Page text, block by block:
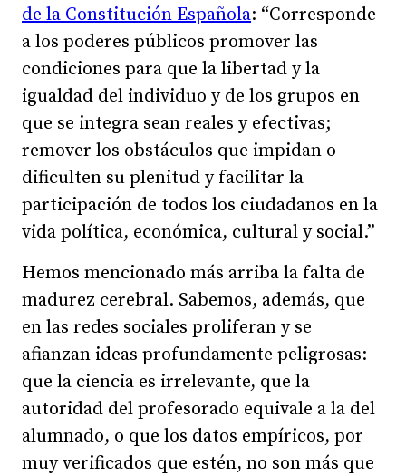
de la Constitución Española: “Corresponde
a los poderes públicos promover las
condiciones para que la libertad y la
igualdad del individuo y de los grupos en
que se integra sean reales y efectivas;
remover los obstáculos que impidan o
dificulten su plenitud y facilitar la
participación de todos los ciudadanos en la
vida política, económica, cultural y social.”
Hemos mencionado más arriba la falta de
madurez cerebral. Sabemos, además, que
en las redes sociales proliferan y se
afianzan ideas profundamente peligrosas:
que la ciencia es irrelevante, que la
autoridad del profesorado equivale a la del
alumnado, o que los datos empíricos, por
muy verificados que estén, no son más que